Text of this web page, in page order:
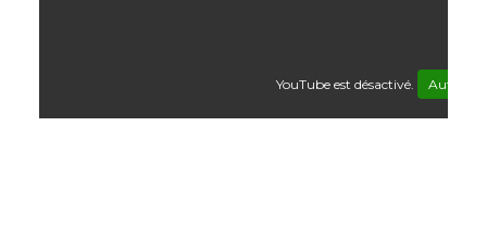
YouTube est désactivé. Autoriser